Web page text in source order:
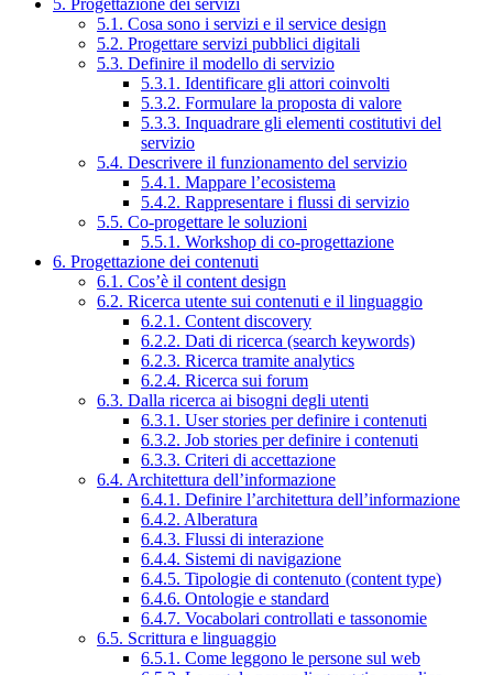
5.1. Cosa sono i servizi e il service design
5.2. Progettare servizi pubblici digitali
5.3. Definire il modello di servizio
5.3.1. Identificare gli attori coinvolti
5.3.2. Formulare la proposta di valore
5.3.3. Inquadrare gli elementi costitutivi del
servizio
5.4. Descrivere il funzionamento del servizio
5.4.1. Mappare l’ecosistema
5.4.2. Rappresentare i flussi di servizio
5.5. Co-progettare le soluzioni
5.5.1. Workshop di co-progettazione
6. Progettazione dei contenuti
6.1. Cos’è il content design
6.2. Ricerca utente sui contenuti e il linguaggio
6.2.1. Content discovery
6.2.2. Dati di ricerca (search keywords)
6.2.3. Ricerca tramite analytics
6.2.4. Ricerca sui forum
6.3. Dalla ricerca ai bisogni degli utenti
6.3.1. User stories per definire i contenuti
6.3.2. Job stories per definire i contenuti
6.3.3. Criteri di accettazione
6.4. Architettura dell’informazione
6.4.1. Definire l’architettura dell’informazione
6.4.2. Alberatura
6.4.3. Flussi di interazione
6.4.4. Sistemi di navigazione
6.4.5. Tipologie di contenuto (content type)
6.4.6. Ontologie e standard
6.4.7. Vocabolari controllati e tassonomie
6.5. Scrittura e linguaggio
6.5.1. Come leggono le persone sul web